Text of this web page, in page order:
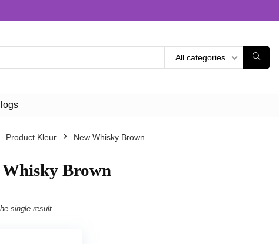
All categories
Product Kleur New Whisky Brown
Whisky Brown
single result